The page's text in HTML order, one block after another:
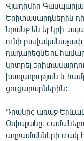
ՀԵՏԵՎԵՔ ՄԵԶ
«Ազատության»
Վլադիմիր
Երիտասարդներին
նրանք են երկրի
ունի բավականաչափ
դադարեցնելու
կոտրել
խաղաղության և
ցուցարարներին:
Դրանից առաջ
Օսիպյանը,
աղբամանների տակ